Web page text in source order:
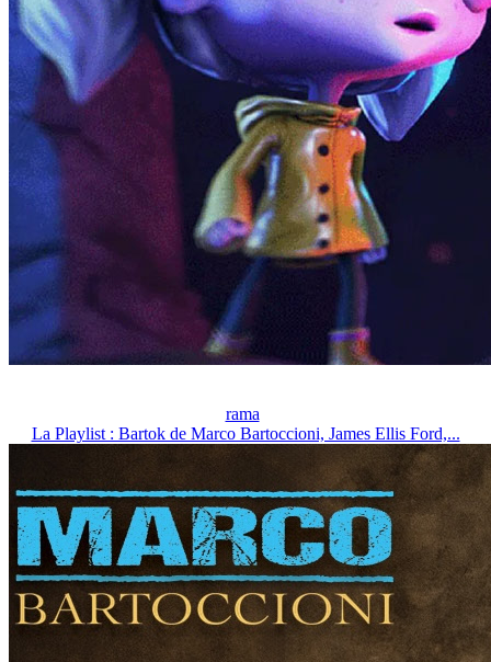
rama
La Playlist : Bartok de Marco Bartoccioni, James Ellis Ford,...